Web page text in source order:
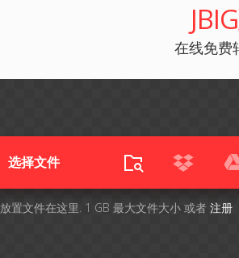
在线免费
选择文件
放置文件在这里. 1 GB 最大文件大小 或者 注册